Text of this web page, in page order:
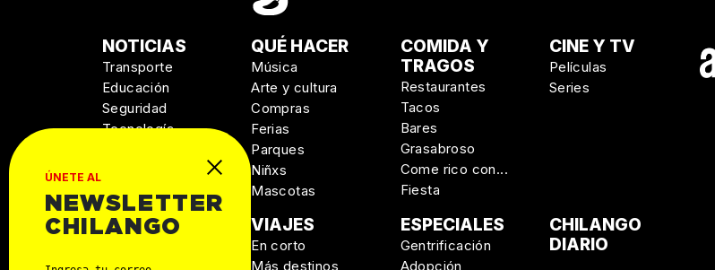
ÚNETE AL
NEWSLETTER
CHILANGO
NOTICIAS
Transporte
Educación
Seguridad
Tecnología
QUÉ HACER
Música
Arte y cultura
Compras
Ferias
Parques
Niñxs
Mascotas
COMIDA Y
TRAGOS
Restaurantes
Tacos
Bares
Grasabroso
Come rico con...
Fiesta
CINE Y TV
Películas
Series
MANUAL DE
Personal
VIAJES
En corto
Más destinos
ESPECIALES
Gentrificación
Adopción
CHILANGO
DIARIO